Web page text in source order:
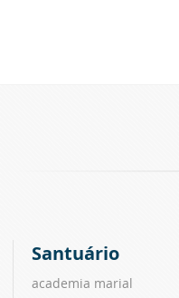
Santuário
academia marial